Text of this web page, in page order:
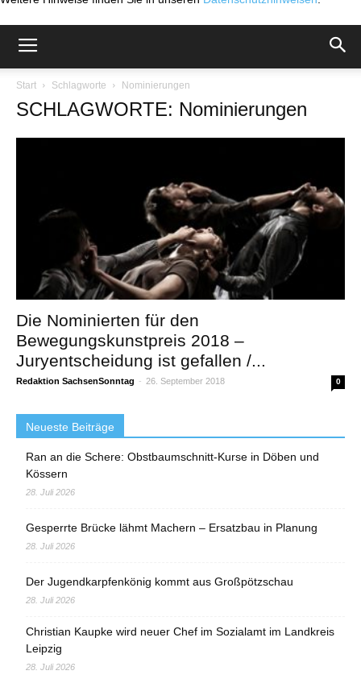
Start Schlagworte Nominierungen
SCHLAGWORTE: Nominierungen
Die Nominierten für den
Bewegungskunstpreis 2018 –
Juryentscheidung ist gefallen /...
Redaktion SachsenSonntag - 26. September 2018 0
Neueste Beiträge
Ran an die Schere: Obstbaumschnitt-Kurse in Döben und
Kössern
28. Juli 2026
Gesperrte Brücke lähmt Machern – Ersatzbau in Planung
28. Juli 2026
Der Jugendkarpfenkönig kommt aus Großpötzschau
28. Juli 2026
Christian Kaupke wird neuer Chef im Sozialamt im Landkreis
Leipzig
28. Juli 2026